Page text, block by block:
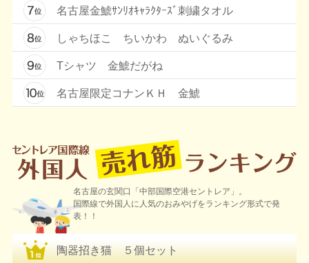
名古屋金鯱ｻﾝﾘｵｷｬﾗｸﾀｰｽﾞ刺繍タオル
しゃちほこ ちいかわ ぬいぐるみ
Tシャツ 金鯱だがね
名古屋限定コナンＫＨ 金鯱
名古屋の玄関口「中部国際空港セントレア」。
国際線で外国人に人気のおみやげをランキング形式で発
表！！
陶器招き猫 ５個セット